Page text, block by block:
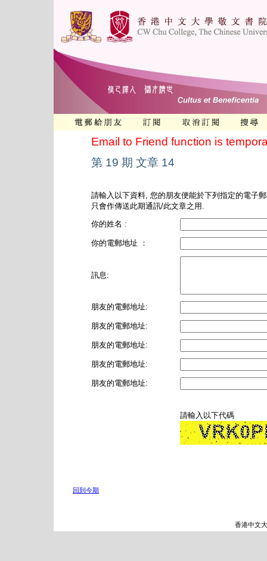
Email to Friend function is
第 19 期 文章 14
請輸入以下資料, 您的朋友便能於下列指定的電子
只會作傳送此期通訊/此文章之用.
你的姓名 :
你的電郵地址 ：
訊息:
朋友的電郵地址:
朋友的電郵地址:
朋友的電郵地址:
朋友的電郵地址:
朋友的電郵地址:
請輸入以下代碼
回到今期
香港中文